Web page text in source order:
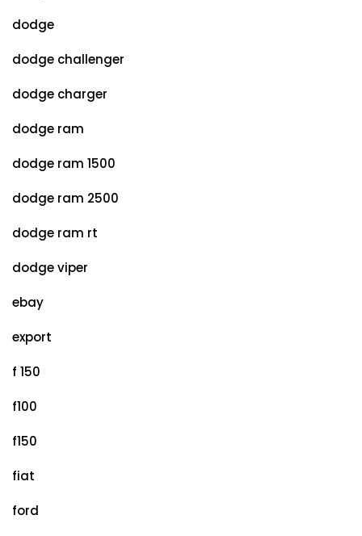
dodge
dodge challenger
dodge charger
dodge ram
dodge ram 1500
dodge ram 2500
dodge ram rt
dodge viper
ebay
export
f 150
f100
f150
fiat
ford